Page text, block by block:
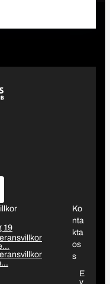
19
Ko
nta
kta
os
s
E
v